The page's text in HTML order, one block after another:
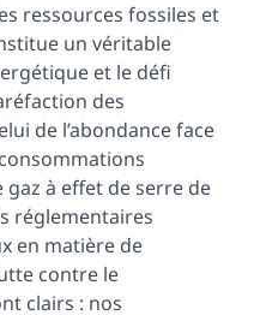
ressources fossiles et
un véritable
et le défi
des
de l’abondance face
gaz à effet de serre de
réglementaires
en matière de
contre le
clairs : nos